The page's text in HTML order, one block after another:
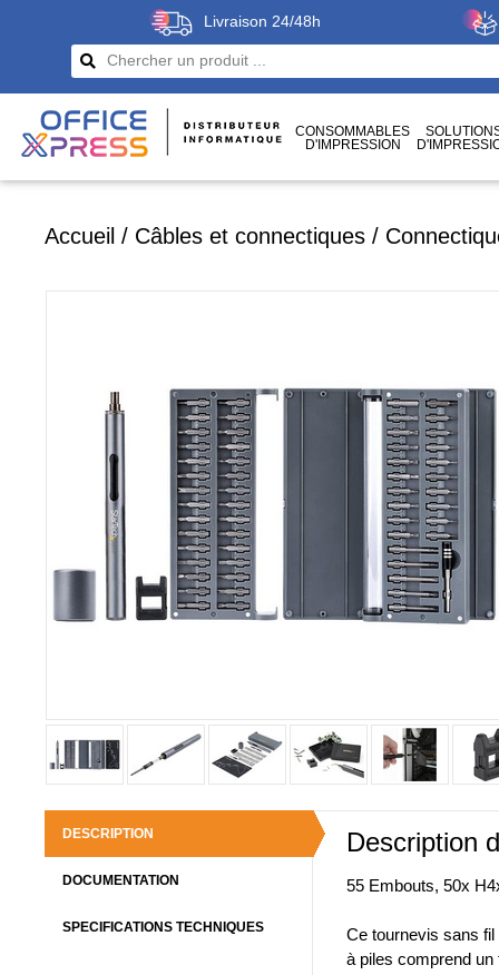
Livraison 24/48h
CONSOMMABLES
D'IMPRESSION
Accueil / Câbles et connectiques /
Description
55 Embouts, 50x
Ce tournevis sans
à piles comprend
DESCRIPTION
DOCUMENTATION
SPECIFICATIONS TECHNIQUES